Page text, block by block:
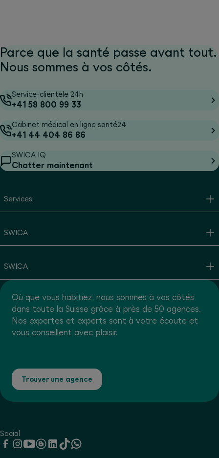
Parce que la santé passe avant tout.
Nous sommes à vos côtés.
Service-clientèle 24h
+41 58 800 99 33
Cabinet médical en ligne santé24
+41 44 404 86 86
SWICA IQ
Chatter maintenant
Services
SWICA
SWICA
Où que vous habitiez, nous sommes à vos côtés
dans toute la Suisse grâce à près de 50 agences.
Nos expertes et experts sont à votre écoute et
vous conseillent avec plaisir.
Trouver une agence
Social